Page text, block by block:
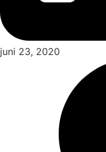
juni 23, 2020